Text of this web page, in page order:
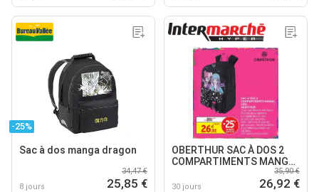
-25%
Sac à dos manga dragon
8 jours
34,47 €
25,85 €
OBERTHUR SAC À DOS 2
COMPARTIMENTS MANGA
30 jours
35,90 €
26,92 €